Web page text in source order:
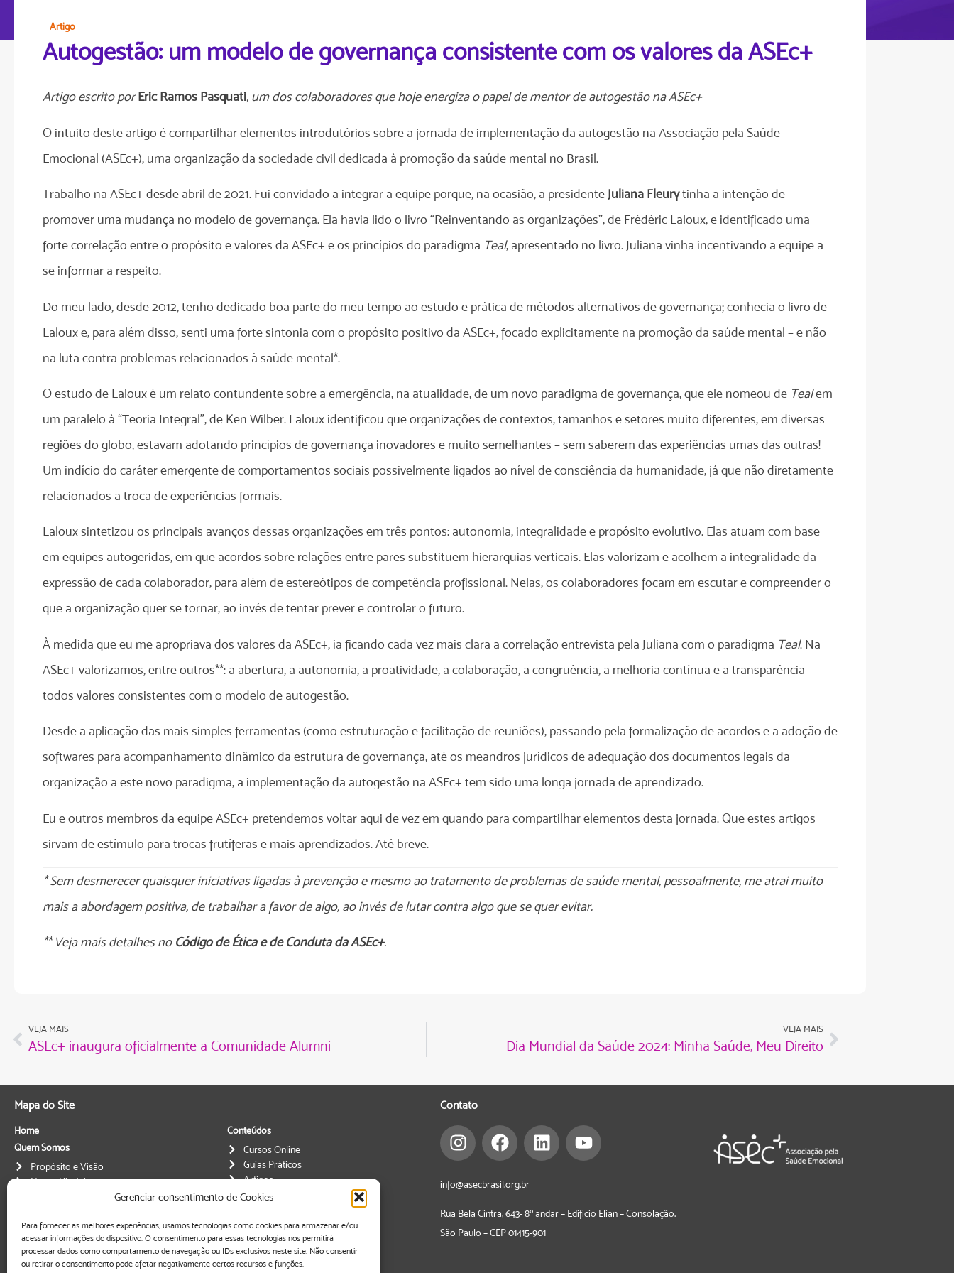
Gerenciar consentimento de Cookies
Para fornecer as melhores experiências, usamos tecnologias como cookies para armazenar e/ou
acessar informações do dispositivo. O consentimento para essas tecnologias nos permitirá
processar dados como comportamento de navegação ou IDs exclusivos neste site. Não consentir
ou retirar o consentimento pode afetar negativamente certos recursos e funções.
Artigo
Autogestão: um modelo de governança consistente com os valores da ASEc+
Artigo escrito porEric Ramos Pasquati, um dos colaboradores que hoje energiza o papel de mentor de autogestão na ASEc+
O intuito deste artigo é compartilhar elementos introdutórios sobre a jornada de implementação da autogestão na Associação pela Saúde
Emocional (ASEc+), uma organização da sociedade civil dedicada à promoção da saúde mental no Brasil.
Trabalho na ASEc+ desde abril de 2021. Fui convidado a integrar a equipe porque, na ocasião, a presidente Juliana Fleurytinha a intenção de
promover uma mudança no modelo de governança. Ela havia lido o livro “Reinventando as organizações”, de Frédéric Laloux, e identificado uma
forte correlação entre o propósito e valores da ASEc+ e os princípios do paradigma Teal, apresentado no livro. Juliana vinha incentivando a equipe a
se informar a respeito.
Do meu lado, desde 2012, tenho dedicado boa parte do meu tempo ao estudo e prática de métodos alternativos de governança; conhecia o livro de
Laloux e, para além disso, senti uma forte sintonia com o propósito positivo da ASEc+, focado explicitamente na promoção da saúde mental – e não
na luta contra problemas relacionados à saúde mental*.
O estudo de Laloux é um relato contundente sobre a emergência, na atualidade, de um novo paradigma de governança, que ele nomeou de Tealem
um paralelo à “Teoria Integral”, de Ken Wilber. Laloux identificou que organizações de contextos, tamanhos e setores muito diferentes, em diversas
regiões do globo, estavam adotando princípios de governança inovadores e muito semelhantes – sem saberem das experiências umas das outras!
Um indício do caráter emergente de comportamentos sociais possivelmente ligados ao nível de consciência da humanidade, já que não diretamente
relacionados a troca de experiências formais.
Laloux sintetizou os principais avanços dessas organizações em três pontos: autonomia, integralidade e propósito evolutivo. Elas atuam com base
em equipes autogeridas, em que acordos sobre relações entre pares substituem hierarquias verticais. Elas valorizam e acolhem a integralidade da
expressão de cada colaborador, para além de estereótipos de competência profissional. Nelas, os colaboradores focam em escutar e compreender o
que a organização quer se tornar, ao invés de tentar prever e controlar o futuro.
À medida que eu me apropriava dos valores da ASEc+, ia ficando cada vez mais clara a correlação entrevista pela Juliana com o paradigma Teal. Na
ASEc+ valorizamos, entre outros**: a abertura, a autonomia, a proatividade, a colaboração, a congruência, a melhoria contínua e a transparência –
todos valores consistentes com o modelo de autogestão.
Desde a aplicação das mais simples ferramentas (como estruturação e facilitação de reuniões), passando pela formalização de acordos e a adoção de
softwares para acompanhamento dinâmico da estrutura de governança, até os meandros jurídicos de adequação dos documentos legais da
organização a este novo paradigma, a implementação da autogestão na ASEc+ tem sido uma longa jornada de aprendizado.
Eu e outros membros da equipe ASEc+ pretendemos voltar aqui de vez em quando para compartilhar elementos desta jornada. Que estes artigos
sirvam de estímulo para trocas frutíferas e mais aprendizados. Até breve.
* Sem desmerecer quaisquer iniciativas ligadas à prevenção e mesmo ao tratamento de problemas de saúde mental, pessoalmente, me atrai muito
mais a abordagem positiva, de trabalhar a favor de algo, ao invés de lutar contra algo que se quer evitar.
** Veja mais detalhes no Código de Ética e de Conduta da ASEc+.
VEJA MAIS
ASEc+ inaugura oficialmente a Comunidade Alumni
VEJA MAIS
Dia Mundial da Saúde 2024: Minha Saúde, Meu Direito
Mapa do Site Contato
Home
Quem Somos
Propósito e Visão
Nossa História
O que Fazemos
Consultoria
Metodologias
Conteúdos
Cursos Online
Guias Práticos
Artigos
Transparência
Relatórios anuais
Documentos
Governança
info@asecbrasil.org.br
Rua Bela Cintra, 643- 8º andar – Edifício Elian – Consolação.
São Paulo – CEP01415-901